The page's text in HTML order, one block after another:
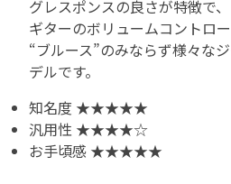
グレスポンスの良さが特徴で、
ギターのボリュームコントロ
“ブルース”のみならず様々な
デルです。
知名度 ★★★★★
汎用性 ★★★★☆
お手頃感 ★★★★★